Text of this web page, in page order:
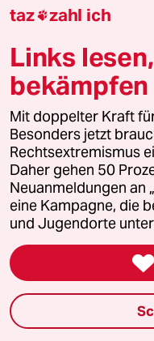
temporäres
die
ausgesetzt,
problem ist.
HH Herma
06.04.2024,
Es gibt
denen
geholfen
taz zahl ich
Links
bekämpfen
Mit doppelter Kraft
Besonders jetzt
Rechtsextremismus
Daher gehen 50
Neuanmeldungen an
eine Kampagne, die
und Jugendorte
